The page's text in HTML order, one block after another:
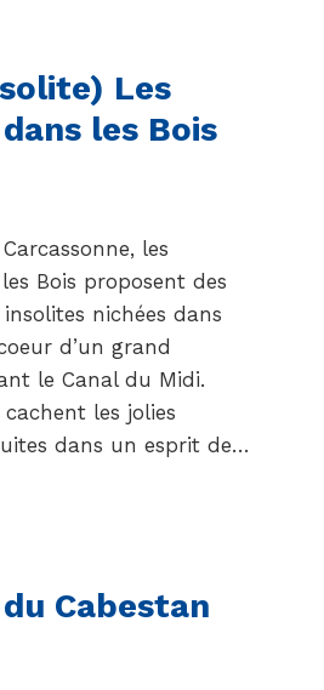
Les
les Bois
les
Bois proposent des
nichées dans
d’un grand
le Canal du Midi.
cachent les jolies
dans un esprit de…
Cabestan